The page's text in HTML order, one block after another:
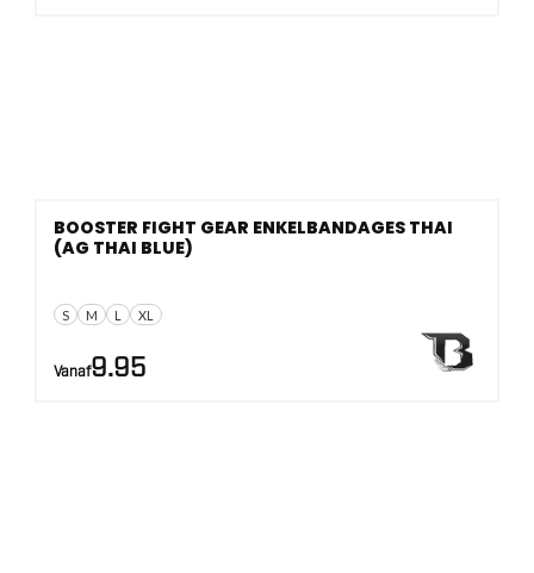
S M L XL
BOOSTER FIGHT GEAR ENKELBANDAGES THAI
(AG THAI BLUE)
Vanaf9.95